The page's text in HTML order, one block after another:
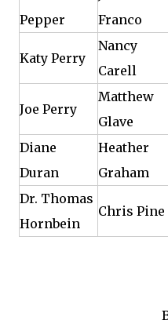
Pepper
Franco
Katy Perry
Nancy
Carell
Joe Perry
Matthew
Glave
Diane
Duran
Heather
Graham
Dr. Thomas
Hornbein
Chris Pine